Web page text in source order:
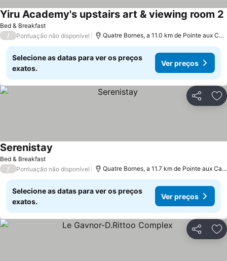
Bed & Breakfast
Yiru Academy's upstairs art & viewing room 2
/ Pontuação não disponível Quatre Bornes, a 11.0 km de Pointe aux Canonniers
Selecione as datas para ver os preços
exatos.
Ver preços
Partilhar
Bed & Breakfast
Serenistay
/ Pontuação não disponível Quatre Bornes, a 11.7 km de Pointe aux Canonniers
Selecione as datas para ver os preços
exatos.
Ver preços
Partilhar